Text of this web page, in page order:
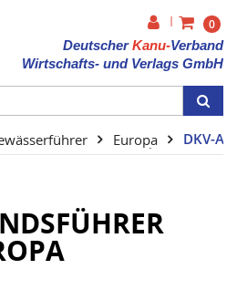
|
0
DeutscherKanu-Verband
Wirtschafts- und Verlags GmbH
Europa DKV-